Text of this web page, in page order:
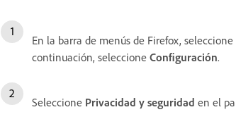
En la barra de menús de Firefox,
continuación, seleccione Configuración.
Seleccione Privacidad y seguridad en el